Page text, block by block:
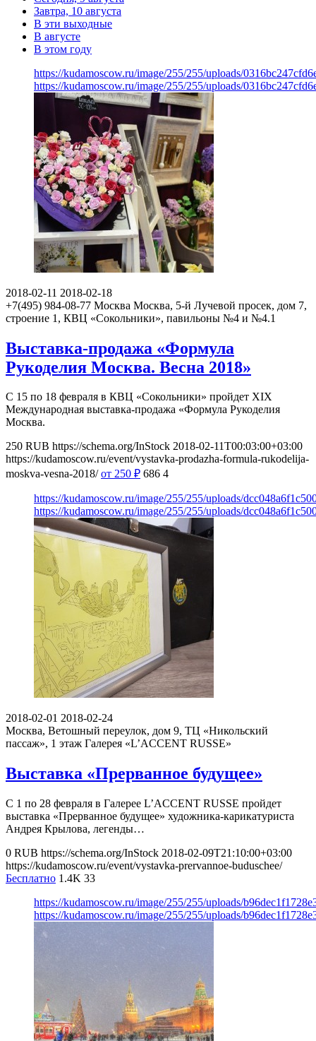
Завтра, 10 августа
В эти выходные
В августе
В этом году
https://kudamoscow.ru/image/255/255/uploads/
https://kudamoscow.ru/image/255/255/uploads/
2018-02-11 2018-02-18
+7(495) 984-08-77 Москва Москва, 5-й Лучевой просек, дом 7,
строение 1, КВЦ «Сокольники», павильоны №4 и №4.1
Выставка-продажа «Формула
Рукоделия Москва. Весна 2018»
С 15 по 18 февраля в КВЦ «Сокольники» пройдет XIX
Международная выставка-продажа «Формула Рукоделия
Москва.
250 RUB https://schema.org/InStock 2018-02-11T00:03:00+03:00
https://kudamoscow.ru/event/vystavka-prodazha-formula-rukodelija-
moskva-vesna-2018/ от 250 ₽ 686 4
https://kudamoscow.ru/image/255/255/uploads/
https://kudamoscow.ru/image/255/255/uploads/
2018-02-01 2018-02-24
Москва, Ветошный переулок, дом 9, ТЦ «Никольский
пассаж», 1 этаж Галерея «L’ACCENT RUSSE»
Выставка «Прерванное будущее»
С 1 по 28 февраля в Галерее L’ACCENT RUSSE пройдет
выставка «Прерванное будущее» художника-карикатуриста
Андрея Крылова, легенды…
0 RUB https://schema.org/InStock 2018-02-09T21:10:00+03:00
https://kudamoscow.ru/event/vystavka-prervannoe-buduschee/
Бесплатно 1.4K 33
https://kudamoscow.ru/image/255/255/uploads/
https://kudamoscow.ru/image/255/255/uploads/